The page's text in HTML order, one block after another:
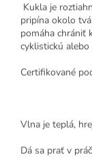
Kukla je
pripína okolo
pomáha chrániť
cyklistickú
Certifikované
Vlna je teplá,
Dá sa prať v